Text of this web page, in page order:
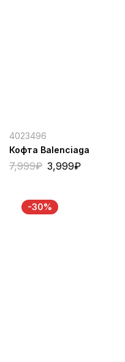
4023496
Кофта Balenciaga
7,999₽ 3,999₽
-30%